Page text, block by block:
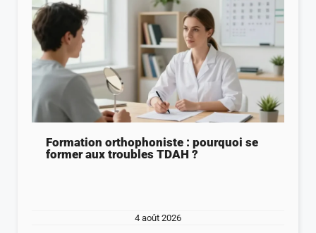
Formation orthophoniste : pourquoi se
former aux troubles TDAH ?
4 août 2026